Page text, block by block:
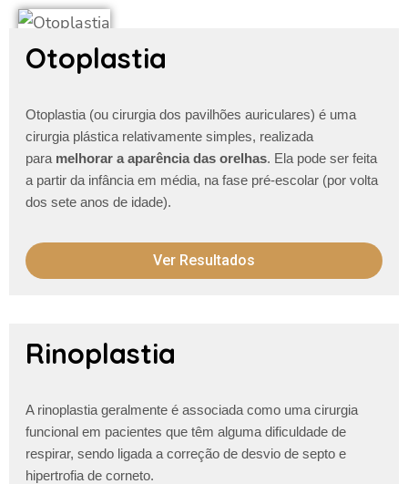
Otoplastia
Otoplastia (ou cirurgia dos pavilhões auriculares) é uma
cirurgia plástica relativamente simples, realizada
para melhorar a aparência das orelhas. Ela pode ser feita
a partir da infância em média, na fase pré-escolar (por volta
dos sete anos de idade).
Ver Resultados
Rinoplastia
A rinoplastia geralmente é associada como uma cirurgia
funcional em pacientes que têm alguma dificuldade de
respirar, sendo ligada a correção de desvio de septo e
hipertrofia de corneto.